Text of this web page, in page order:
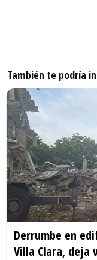
También te podría
Derrumbe en
Villa Clara, deja